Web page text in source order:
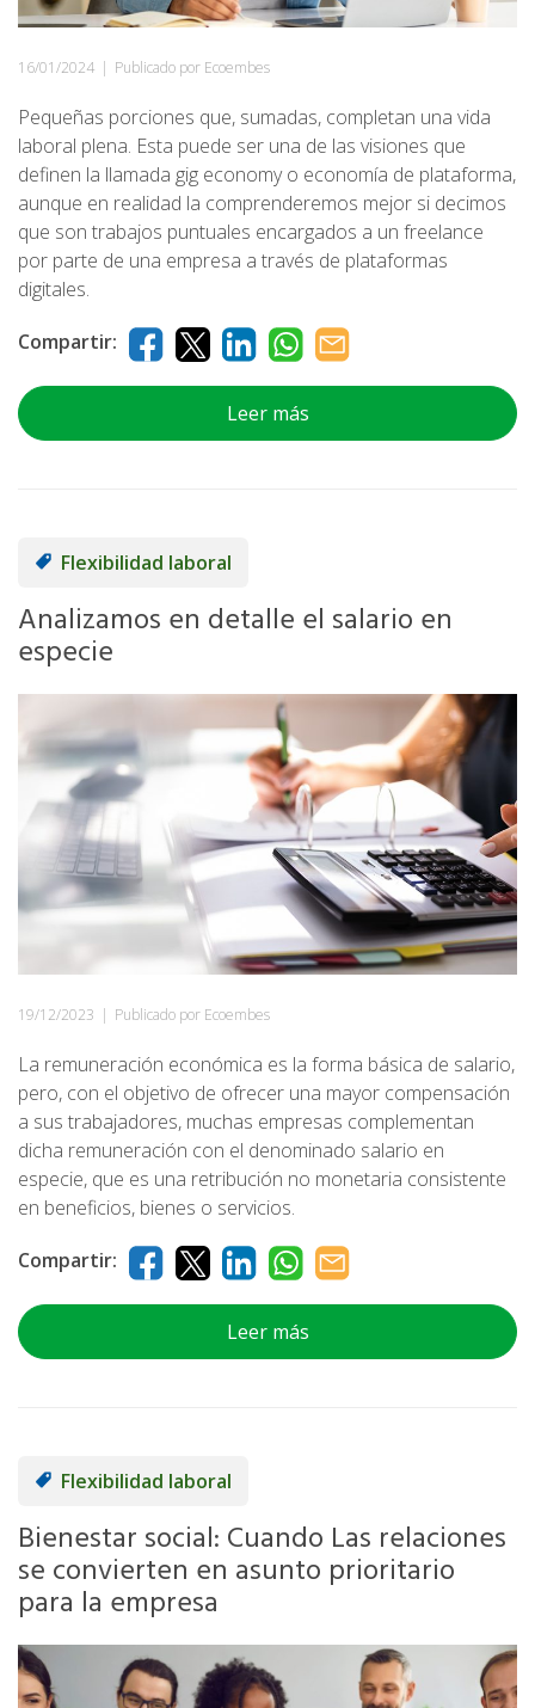
16/01/2024 | Publicado por Ecoembes
Pequeñas porciones que, sumadas, completan una vida
laboral plena. Esta puede ser una de las visiones que
definen la llamada gig economy o economía de plataforma,
aunque en realidad la comprenderemos mejor si decimos
que son trabajos puntuales encargados a un freelance
por parte de una empresa a través de plataformas
digitales.
Compartir:
Leer más
Flexibilidad laboral
Analizamos en detalle el salario en
especie
19/12/2023 | Publicado por Ecoembes
La remuneración económica es la forma básica de salario,
pero, con el objetivo de ofrecer una mayor compensación
a sus trabajadores, muchas empresas complementan
dicha remuneración con el denominado salario en
especie, que es una retribución no monetaria consistente
en beneficios, bienes o servicios.
Compartir:
Leer más
Flexibilidad laboral
Bienestar social: Cuando Las relaciones
se convierten en asunto prioritario
para la empresa